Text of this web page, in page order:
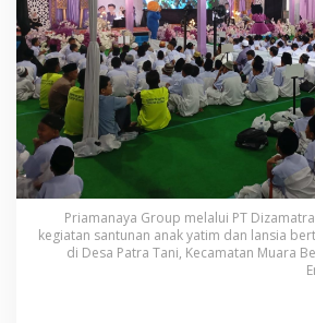
a
m
a
n
a
r
o
u
p
Priamanaya Group melalui PT
kegiatan santunan anak yatim dan lansia
di Desa Patra Tani, Kecamatan Muara